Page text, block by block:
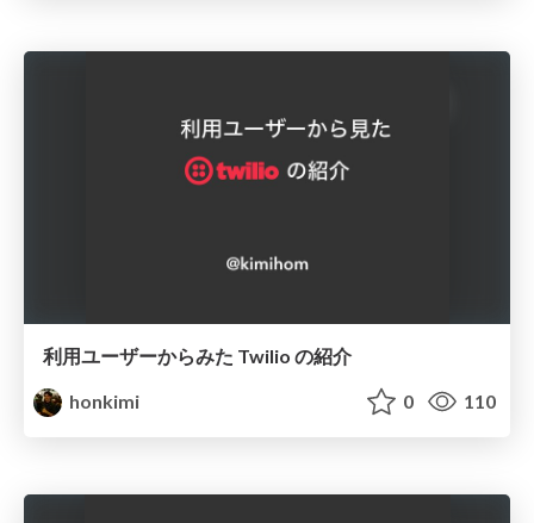
利用ユーザーからみた Twilio の紹介
honkimi
0 110